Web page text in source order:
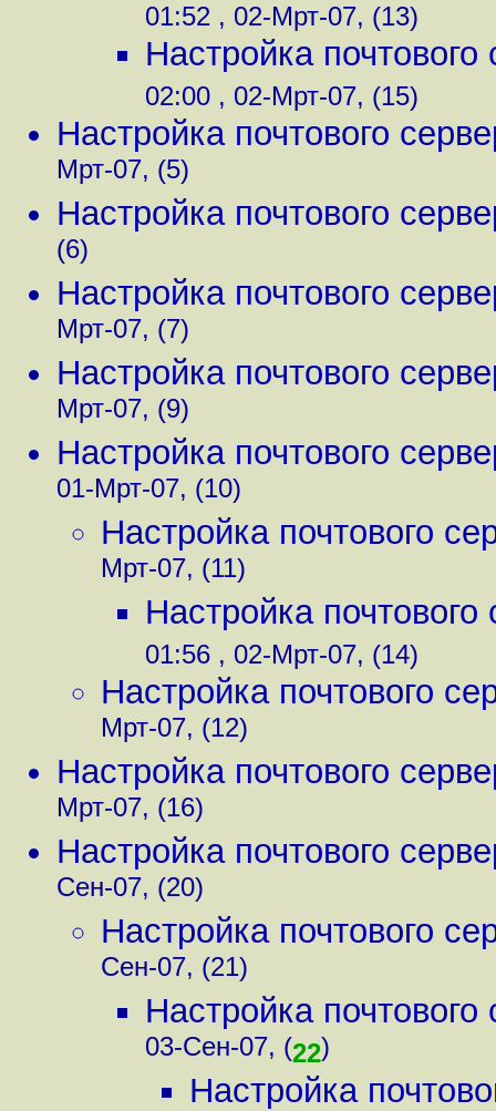
01:52 , 02-Мрт-07, (13)
Настройка
02:00 , 02-Мрт-07, (15)
Настройка почтового
Мрт-07, (5)
Настройка почтового
(6)
Настройка почтового
Мрт-07, (7)
Настройка почтового
Мрт-07, (9)
Настройка почтового
01-Мрт-07, (10)
Настройка почтового
Мрт-07, (11)
Настройка
01:56 , 02-Мрт-07, (14)
Настройка почтового
Мрт-07, (12)
Настройка почтового
Мрт-07, (16)
Настройка почтового
Сен-07, (20)
Настройка почтового
Сен-07, (21)
Настройка
03-Сен-07, (22)
Настройка